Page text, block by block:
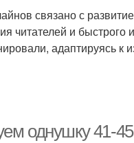
связано с
читателей и
адаптируясь к
однушку 41-